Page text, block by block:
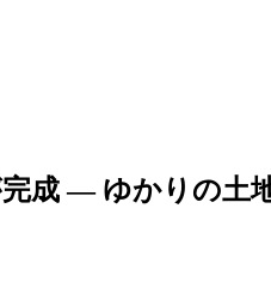
成 ― ゆかりの土